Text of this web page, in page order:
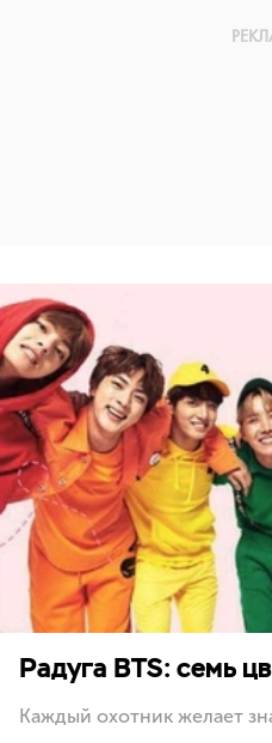
Радуга BTS: семь
Каждый охотник желает